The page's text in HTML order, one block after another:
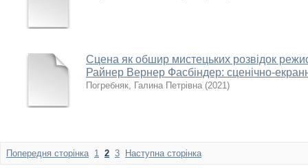
Сцена як обшир мистецьких розвідок
Райнер Вернер Фасбіндер: сценічно-
Погребняк, Галина Петрівна (2021)
Попередня сторінка 1 2 3 Наступна сторінка